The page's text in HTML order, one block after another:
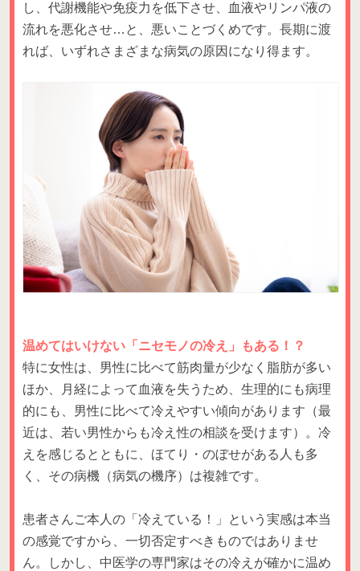
し、代謝機能や免疫力を低下させ、血液やリンパ液の
流れを悪化させ…と、悪いことづくめです。長期に渡
れば、いずれさまざまな病気の原因になり得ます。
温めてはいけない「ニセモノの冷え」もある！？
特に女性は、男性に比べて筋肉量が少なく脂肪が多い
ほか、月経によって血液を失うため、生理的にも病理
的にも、男性に比べて冷えやすい傾向があります（最
近は、若い男性からも冷え性の相談を受けます）。冷
えを感じるとともに、ほてり・のぼせがある人も多
く、その病機（病気の機序）は複雑です。
患者さんご本人の「冷えている！」という実感は本当
の感覚ですから、一切否定すべきものではありませ
ん。しかし、中医学の専門家はその冷えが確かに温め